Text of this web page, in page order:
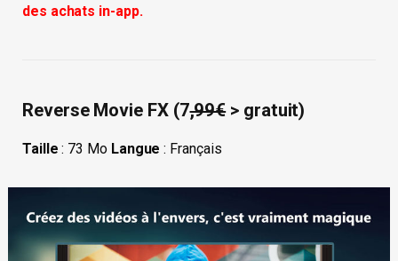
des achats in-app.
Reverse Movie FX (7,99€> gratuit)
Taille : 73 Mo Langue : Français